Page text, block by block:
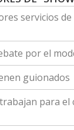
servicios
por el
guionados
para el